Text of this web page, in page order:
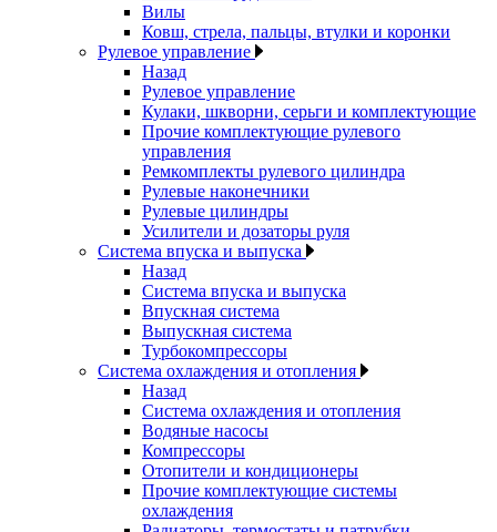
Вилы
Ковш, стрела, пальцы, втулки и коронки
Рулевое управление
Назад
Рулевое управление
Кулаки, шкворни, серьги и комплектующие
Прочие комплектующие рулевого
управления
Ремкомплекты рулевого цилиндра
Рулевые наконечники
Рулевые цилиндры
Усилители и дозаторы руля
Система впуска и выпуска
Назад
Система впуска и выпуска
Впускная система
Выпускная система
Турбокомпрессоры
Система охлаждения и отопления
Назад
Система охлаждения и отопления
Водяные насосы
Компрессоры
Отопители и кондиционеры
Прочие комплектующие системы
охлаждения